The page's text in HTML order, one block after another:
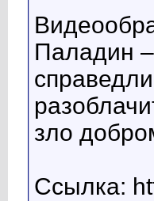
Паладин
зло
Ссылка: